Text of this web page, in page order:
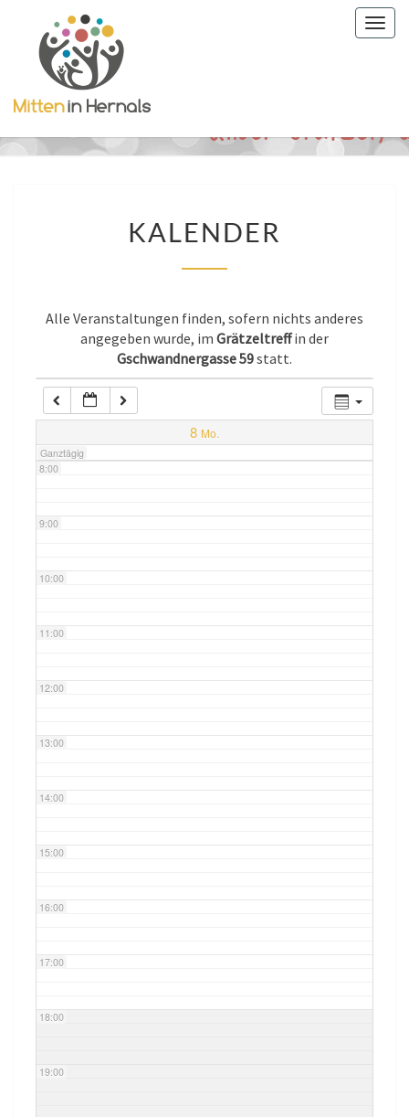
KALENDER
Alle Veranstaltungen finden, sofern nichts anderes
angegeben wurde, im Grätzeltreffin der
Gschwandnergasse 59statt.
8 Mo.
Ganztägig
0:00
1:00
2:00
7:00
8:00
9:00
10:00
11:00
12:00
13:00
14:00
15:00
16:00
17:00
18:00
19:00